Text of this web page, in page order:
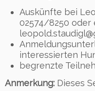
Auskünfte bei
02574/8250 oder
interessierten
begrenzte
Anmerkung: Dieses